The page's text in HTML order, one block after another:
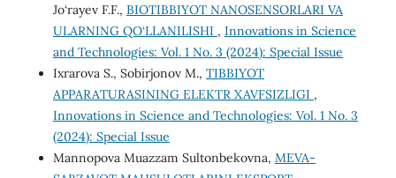
Jo‘rayev F.F., BIOTIBBIYOT NANOSENSORLARI VA
ULARNING QO‘LLANILISHI , Innovations in Science
and Technologies: Vol. 1 No. 3 (2024): Special Issue
Ixrarova S., Sobirjonov M., TIBBIYOT
APPARATURASINING ELEKTR XAVFSIZLIGI ,
Innovations in Science and Technologies: Vol. 1 No. 3
(2024): Special Issue
Mannopova Muazzam Sultonbekovna, MEVA-